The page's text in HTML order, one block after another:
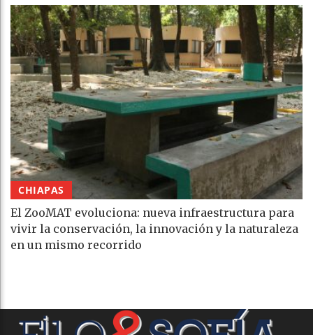
CHIAPAS
El ZooMAT evoluciona: nueva infraestructura para
vivir la conservación, la innovación y la naturaleza
en un mismo recorrido